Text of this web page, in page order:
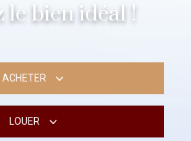
le bien idéal !
ACHETER
LOUER